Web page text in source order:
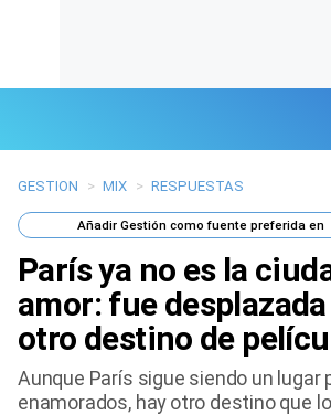
Últimas Noticias
Mi Bolsillo
Respuestas
Gente
Vida Laboral
GESTION > MIX > RESPUESTAS
AñadirGestión como fuente preferida en
París ya no es la
amor: fue
otro destino de
Aunque París sigue siendo un lugar
enamorados, hay otro destino que